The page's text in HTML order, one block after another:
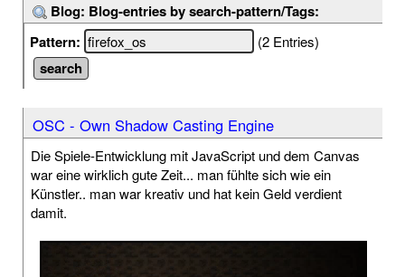
Blog: Blog-entries by search-pattern/Tags:
Pattern:
(2 Entries)
OSC - Own Shadow Casting Engine
Die Spiele-Entwicklung mit JavaScript und dem Canvas
war eine wirklich gute Zeit... man fühlte sich wie ein
Künstler.. man war kreativ und hat kein Geld verdient
damit.